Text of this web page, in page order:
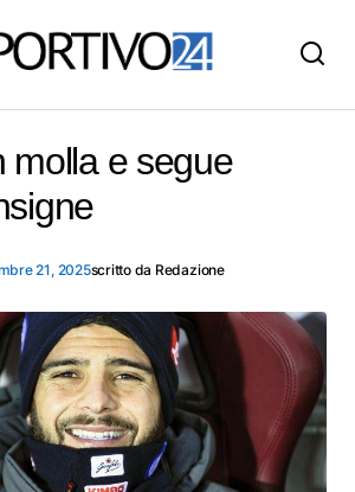
molla e segue
21, 2025scritto da Redazione